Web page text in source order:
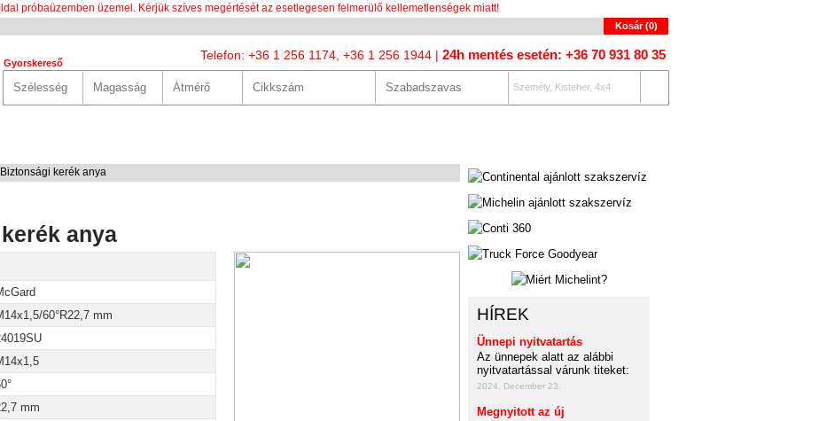
próbaüzemben üzemel. Kérjük szíves megértését az esetlegesen felmerülő kellemetlenségek miatt!
Kosár (0)
Telefon: +36 1 256 1174, +36 1 256 1944 | 24h mentés esetén: +36 70 931 80 35
Gyorskereső
Személy, Kisteher, 4x4
kerék anya
anya
60°R22,7 mm
mm
HÍREK
Ünnepi nyitvatartás
Az ünnepek alatt az alábbi
nyitvatartással várunk titeket:
2024. December 23.
Megnyitott az új